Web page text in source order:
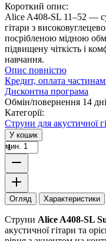
Короткий опис:
Alice A408-SL 11–52 —
гітари з
посрібленою мідною
підвищену чіткість і
навчання.
Опис повністю
Кредит, оплата
Дисконтна програма
Обмін/повернення 14
Категорії:
Струни для акустичної
У кошик
мин. 1
Огляд Характеристики
Струни Alice A408-SL
акустичної гітари та